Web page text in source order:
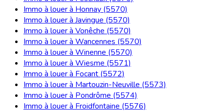
Immo à louer à Honnay (5570)
Immo à louer à Javingue (5570)
Immo à louer à Vonêche (5570)
Immo à louer à Wancennes (5570)
Immo à louer à Winenne (5570)
Immo à louer à Wiesme (5571)
Immo à louer à Focant (5572)
Immo à louer à Martouzin-Neuville (5573)
Immo à louer à Pondrôme (5574)
Immo à louer à Froidfontaine (5576)